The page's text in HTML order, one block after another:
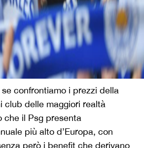
confrontiamo i prezzi della
club delle maggiori realtà
che il Psg presenta
più alto d’Europa, con
però i benefit che derivano